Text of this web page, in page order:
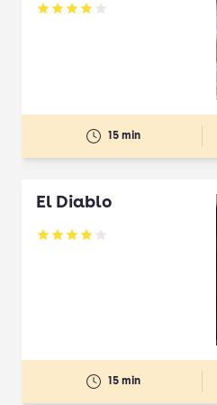
Betyg: 4.08 av 5
15 min
El Diablo
Betyg: 3.92 av 5
15 min